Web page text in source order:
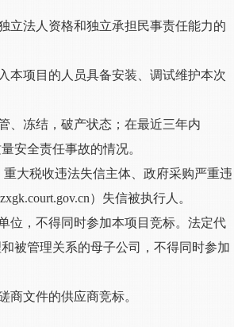
立法人资格和独立承担民事责任能力的
本项目的人员具备安装、调试维护本次
、冻结，破产状态；在最近三年内
安全责任事故的情况。
重大税收违法失信主体、政府采购严重违
）失信被执行人 。
位，不得同时参加本项目竞标。法定代
被管理关系的母子公司，不得同时参加
商文件的供应商竞标。